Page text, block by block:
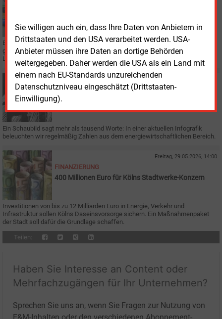
Sie willigen auch ein, dass Ihre Daten von Anbietern in
Drittstaaten und den USA verarbeitet werden. USA-
Anbieter müssen ihre Daten an dortige Behörden
weitergegeben. Daher werden die USA als ein Land mit
einem nach EU-Standards unzureichenden
Datenschutzniveau eingeschätzt (Drittstaaten-
Einwilligung).
günstiger
Bei EnBW kann der Preis für die kWh Autostrom künftig um zwei Cent
günstiger ausfallen. Der Karlsruher Konzern hat ein Bonusprogramm für das
Laden an seinen Säulen aufgelegt.
Donnerstag, 4.06.2026, 08:14
STATISTIK DES TAGES
Was kosten Elektroautos?
Ein Schaubild sagt mehr als tausend Worte: In einer aktuellen Infografik
beleuchten wir regelmäßig Zahlen aus dem energiewirtschaftlichen Bereich.
Freitag, 29.05.2026, 14:00
FINANZIERUNG
400 Millionen Euro für Kölns Stadtwerke-Konzern
Investitionen von bis zu 12 Milliarden Euro in Energie, Verkehr und
Infrastruktur sollen Kölns Daseinsvorsorge sichern. Ein Maßnahmenpaket
der Stadt soll dafür die Grundlage schaffen.
Teilen:
Haben Sie Interesse an Content oder
Mehrfachzugängen für Ihr Unternehmen?
Sprechen Sie uns an, wenn Sie Fragen zur Nutzung von